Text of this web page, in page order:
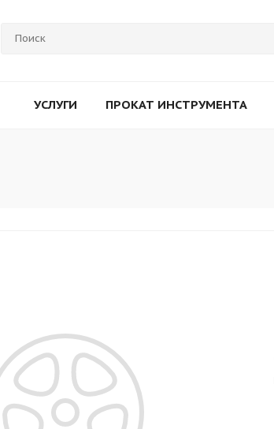
УСЛУГИ ПРОКАТ ИНСТРУМЕНТА